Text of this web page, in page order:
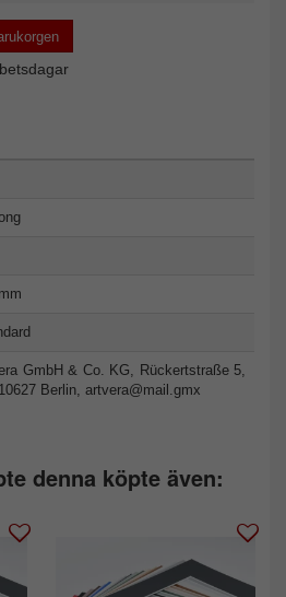
GmbH & Co. KG, Rückertstraße 5,
Berlin, artvera@mail.gmx
denna köpte även: